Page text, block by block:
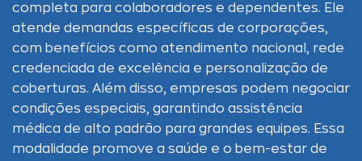
completa para colaboradores e dependentes. Ele
atende demandas específicas de corporações,
com benefícios como atendimento nacional, rede
credenciada de excelência e personalização de
coberturas. Além disso, empresas podem negociar
condições especiais, garantindo assistência
médica de alto padrão para grandes equipes. Essa
modalidade promove a saúde e o bem-estar de